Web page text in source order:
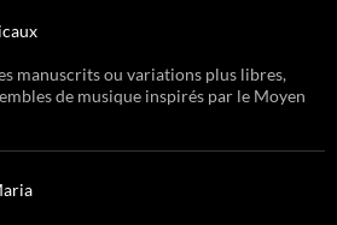
manuscrits ou variations plus libres,
de musique inspirés par le Moyen